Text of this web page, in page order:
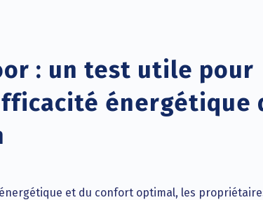
: un test utile pour
énergétique
et du confort optimal, les